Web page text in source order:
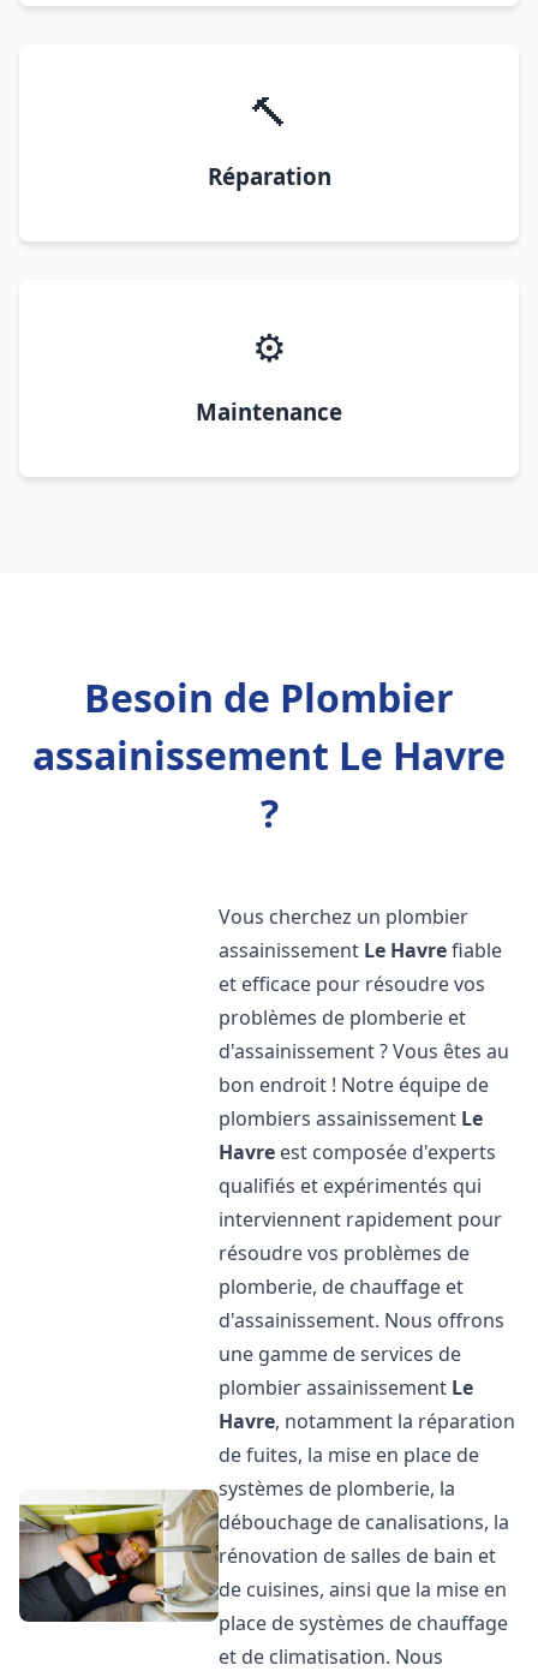
🔨
Réparation
⚙️
Maintenance
Besoin de Plombier
assainissement Le Havre
?
Vous cherchez un plombier
assainissement Le Havrefiable
et efficace pour résoudre vos
problèmes de plomberie et
d'assainissement ? Vous êtes au
bon endroit ! Notre équipe de
plombiers assainissement Le
Havre est composée d'experts
qualifiés et expérimentés qui
interviennent rapidement pour
résoudre vos problèmes de
plomberie, de chauffage et
d'assainissement. Nous offrons
une gamme de services de
plombier assainissement Le
Havre, notamment la réparation
de fuites, la mise en place de
systèmes de plomberie, la
débouchage de canalisations, la
rénovation de salles de bain et
de cuisines, ainsi que la mise en
place de systèmes de chauffage
et de climatisation. Nous